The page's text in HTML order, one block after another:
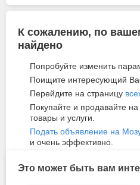
К сожалению, по
найдено
Попробуйте изменить
Поищите интересующий
Перейдите на страницу
Покупайте и продавайте на
товары и услуги.
Подать объявление на
и очень эффективно.
Это может быть вам